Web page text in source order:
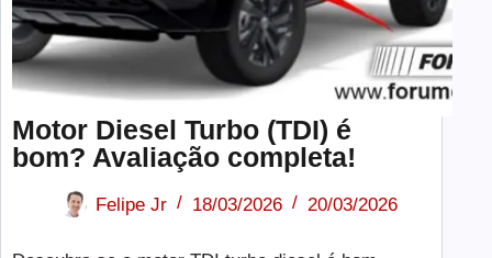
Motor Diesel Turbo (TDI) é
bom? Avaliação completa!
Felipe Jr 18/03/2026 20/03/2026